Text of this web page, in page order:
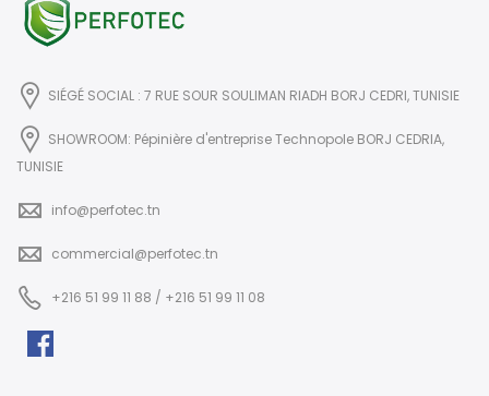
SIÉGÉ SOCIAL : 7 RUE SOUR SOULIMAN RIADH BORJ CEDRI, TUNISIE
SHOWROOM: Pépinière d'entreprise Technopole BORJ CEDRIA,
TUNISIE
info@perfotec.tn
commercial@perfotec.tn
+216 51 99 11 88 / +216 51 99 11 08